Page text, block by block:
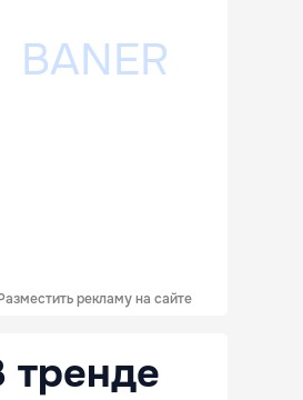
рекламу на сайте
тренде